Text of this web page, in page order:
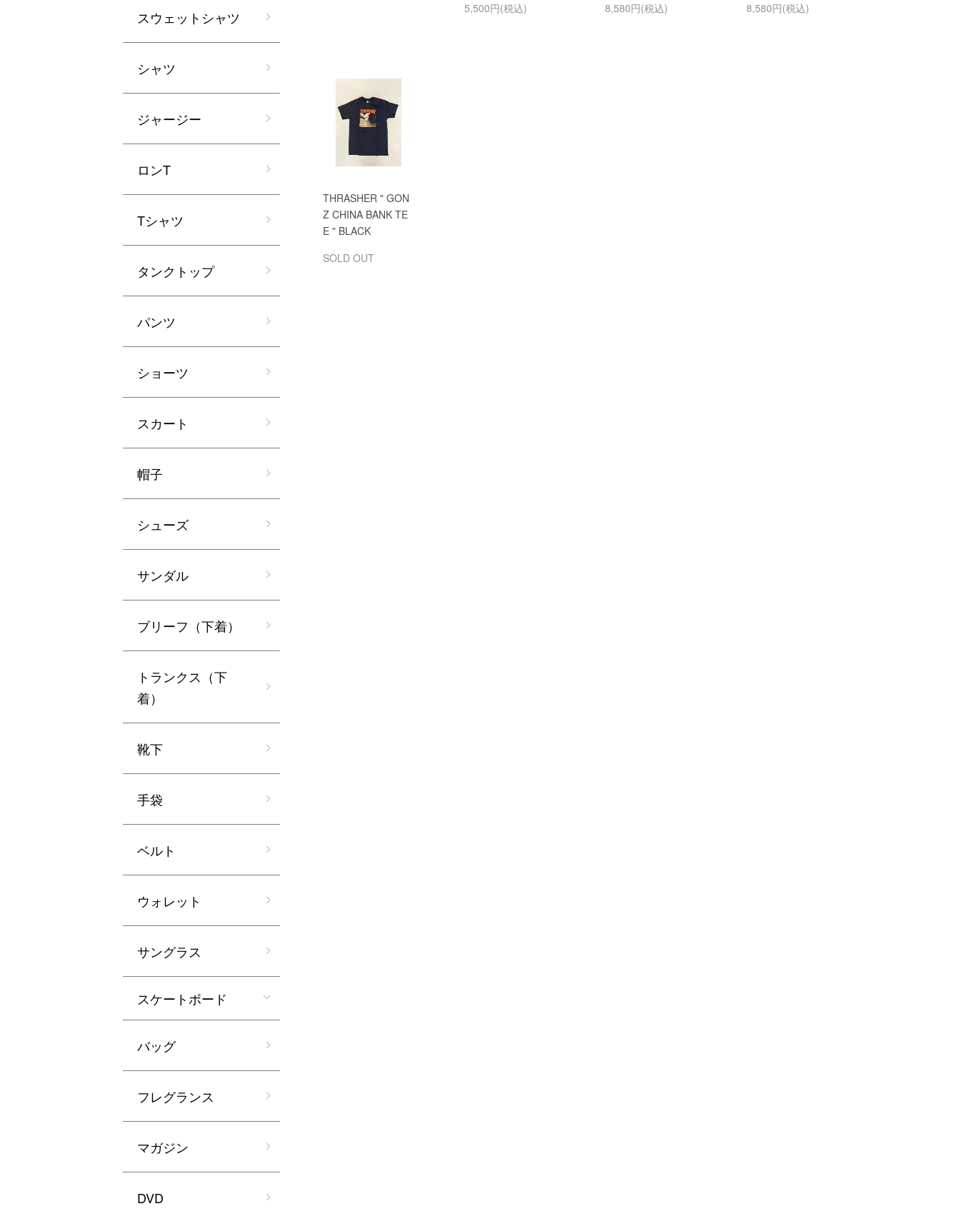
5,500円(税込)
8,580円(税込)
8,580円(税込)
THRASHER " GON
Z CHINA BANK TE
E " BLACK
SOLD OUT
スウェットシャツ
シャツ
ジャージー
ロンT
Tシャツ
タンクトップ
パンツ
ショーツ
スカート
帽子
シューズ
サンダル
ブリーフ（下着）
トランクス（下
着）
靴下
手袋
ベルト
ウォレット
サングラス
スケートボード
バッグ
フレグランス
マガジン
DVD